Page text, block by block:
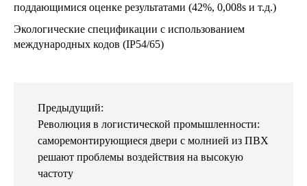
поддающимися оценке результатами (42%, 0,008s и т.д.)
Экологические спецификации с использованием
международных кодов (IP54/65)
Предыдущий:
Революция в логистической промышленности:
саморемонтирующиеся двери с молнией из ПВХ
решают проблемы воздействия на высокую
частоту